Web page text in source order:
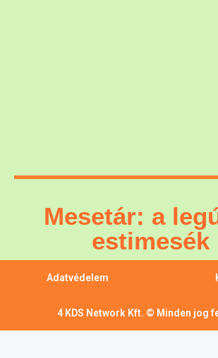
Mesetár: a
estimesék
Adatvédelem
4 KDS Network Kft. © Minden jog